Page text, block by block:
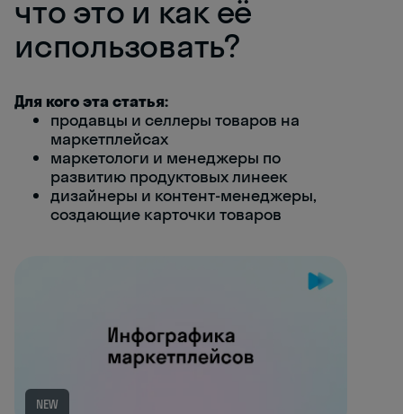
что это и как её
использовать?
Для кого эта статья:
продавцы и селлеры товаров на
маркетплейсах
маркетологи и менеджеры по
развитию продуктовых линеек
дизайнеры и контент-менеджеры,
создающие карточки товаров
NEW